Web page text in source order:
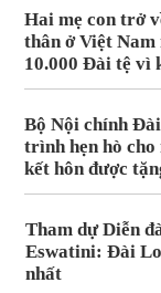
Hai mẹ con trở
thân ở Việt
10.000 Đài tệ vì
Bộ Nội chính
trình hẹn hò cho
kết hôn được
Tham dự Diễn
Eswatini: Đài
nhất